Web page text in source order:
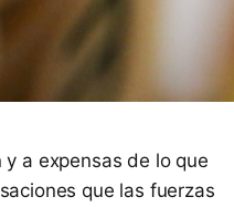
a expensas de lo que
que las fuerzas